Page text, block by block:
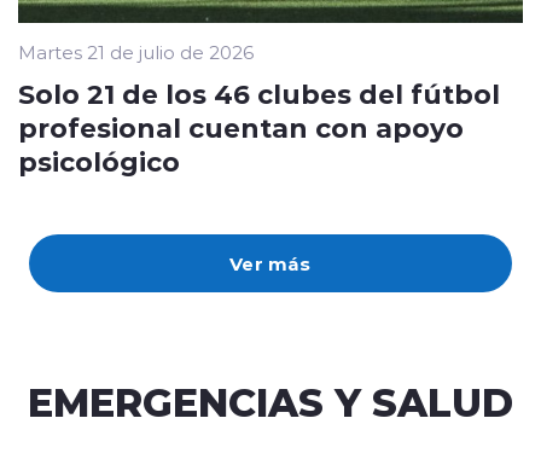
Ver más
Martes 21 de julio de 2026
Solo 21 de los 46 clubes del fútbol
profesional cuentan con apoyo
psicológico
EMERGENCIAS Y SALUD